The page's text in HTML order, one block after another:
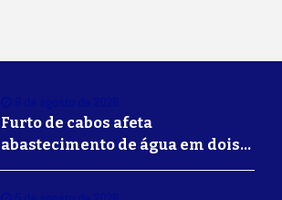
Furto de cabos afeta
abastecimento de água em dois
bairros de Volta Redonda